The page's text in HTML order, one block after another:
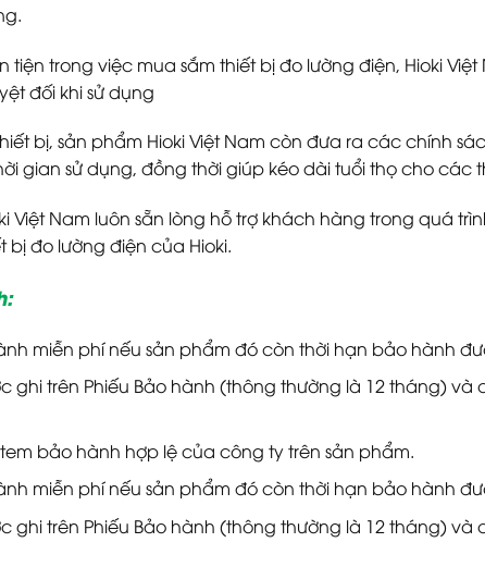
trong việc mua sắm thiết bị đo lường điện, Hioki
đối khi sử dụng
bị, sản phẩm Hioki Việt Nam còn đưa ra các chính
gian sử dụng, đồng thời giúp kéo dài tuổi thọ cho các
Việt Nam luôn sẵn lòng hỗ trợ khách hàng trong quá
đo lường điện của Hioki.
miễn phí nếu sản phẩm đó còn thời hạn bảo hành
ghi trên Phiếu Bảo hành (thông thường là 12 tháng)
bảo hành hợp lệ của công ty trên sản phẩm.
miễn phí nếu sản phẩm đó còn thời hạn bảo hành
ghi trên Phiếu Bảo hành (thông thường là 12 tháng)